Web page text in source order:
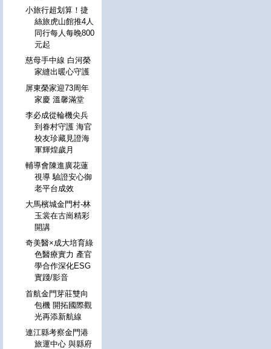
小旅行超划算！捷
絲旅虎山館推4人
同行每人每晚800
元起
慈母手中線 白河榮
家縫出暖心守護
屏東榮家迎73周年
家慶 溫馨滿堂
李必成從輪機尖兵
到眷村守護 海官
校友珍藏見證海
軍輝煌歲月
輔導會陳進廣花蓮
視導 驗證安心御
老平台成效
大馬檳城金門村-林
玉裳在古崗精彩
開講
奇美醫×成大培育綠
色醫療實力 產官
學合作深化ESG
實踐/影音
首航金門芽莊雙向
包機 開拓國際觀
光再添新航線
連江縣考察金門港
旅運中心 與縣府